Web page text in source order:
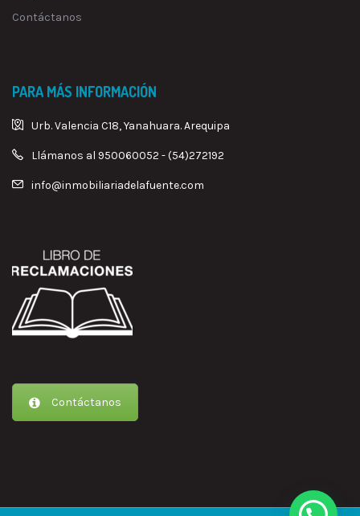
Contáctanos
PARA MÁS INFORMACIÓN
Urb. Valencia C18, Yanahuara. Arequipa
Llámanos al 950060052 - (54)272192
info@inmobiliariadelafuente.com
Contáctanos